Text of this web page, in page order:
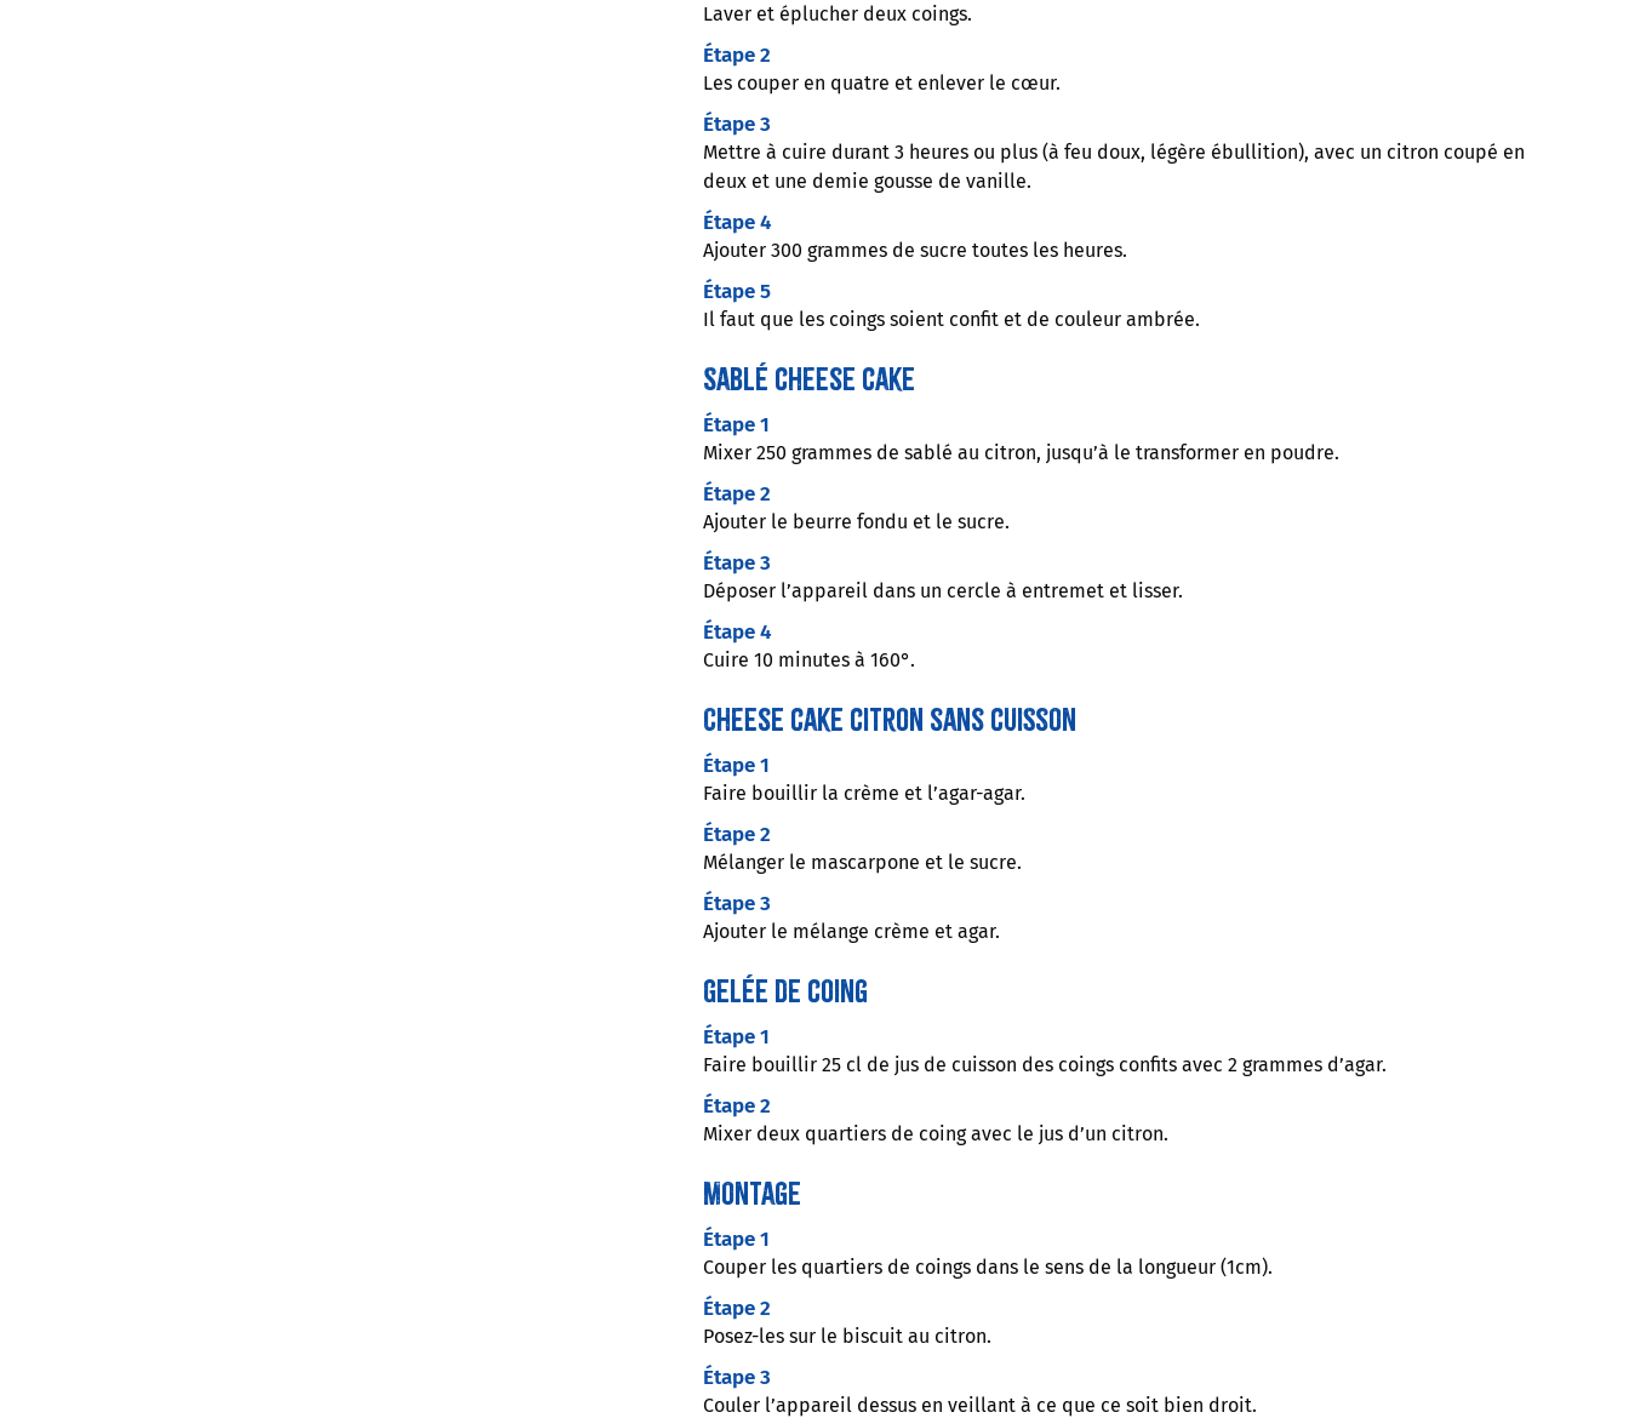
Laver et éplucher deux coings.
Étape 2
Les couper en quatre et enlever le cœur.
Étape 3
Mettre à cuire durant 3 heures ou plus (à feu doux, légère ébullition), avec un citron coupé en
deux et une demie gousse de vanille.
Étape 4
Ajouter 300 grammes de sucre toutes les heures.
Étape 5
Il faut que les coings soient confit et de couleur ambrée.
Sablé cheese cake
Étape 1
Mixer 250 grammes de sablé au citron, jusqu’à le transformer en poudre.
Étape 2
Ajouter le beurre fondu et le sucre.
Étape 3
Déposer l’appareil dans un cercle à entremet et lisser.
Étape 4
Cuire 10 minutes à 160°.
Cheese cake citron sans cuisson
Étape 1
Faire bouillir la crème et l’agar-agar.
Étape 2
Mélanger le mascarpone et le sucre.
Étape 3
Ajouter le mélange crème et agar.
Gelée de coing
Étape 1
Faire bouillir 25 cl de jus de cuisson des coings confits avec 2 grammes d’agar.
Étape 2
Mixer deux quartiers de coing avec le jus d’un citron.
Montage
Étape 1
Couper les quartiers de coings dans le sens de la longueur (1cm).
Étape 2
Posez-les sur le biscuit au citron.
Étape 3
Couler l’appareil dessus en veillant à ce que ce soit bien droit.